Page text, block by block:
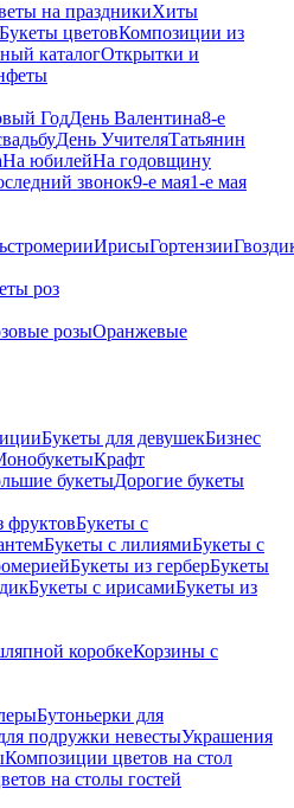
на праздникиХиты
Букеты цветовКомпозиции из
каталогОткрытки и
ГодДень Валентина8-е
День УчителяТатьянин
На юбилейНа годовщину
звонок9-е мая1-е мая
ИрисыГортензии
роз
розыОранжевые
Букеты для девушекБизнес
Крафт
букетыДорогие букеты
фруктовБукеты с
Букеты с лилиямиБукеты с
Букеты из герберБукеты
Букеты с ирисамиБукеты из
коробкеКорзины с
Бутоньерки для
подружки невестыУкрашения
Композиции цветов на стол
на столы гостей